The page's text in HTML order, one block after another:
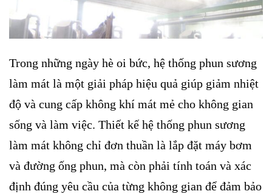
Trong những ngày hè oi bức, hệ thống phun sương
làm mát là một giải pháp hiệu quả giúp giảm nhiệt
độ và cung cấp không khí mát mẻ cho không gian
sống và làm việc. Thiết kế hệ thống phun sương
làm mát không chỉ đơn thuần là lắp đặt máy bơm
và đường ống phun, mà còn phải tính toán và xác
định đúng yêu cầu của từng không gian để đảm bảo